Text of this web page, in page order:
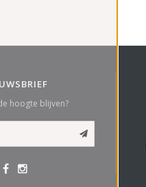
hoogte blijven?